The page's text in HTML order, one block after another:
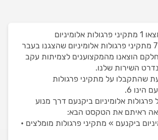
באתר שלנו תמצאו 1 מתקיני פרגולות אלומיניום
ביקנעם, מתוך 7 מתקיני פרגולות אלומיניום שהצגנו בעבר
הוצאנו מהמקצוענים לצמיתות עקב
השירות שלנו.
שהתקבלו על מתקיני פרגולות
הינו 6.
אלומיניום ביקנעם דרך מנוע
ראיתם את הטקסט הבא:
ביקנעם » מתקיני פרגולות מומלצים •